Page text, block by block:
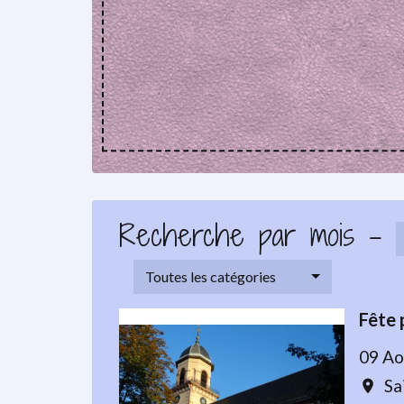
Recherche par mois -
Toutes les catégories
Fête
09
location_on